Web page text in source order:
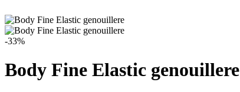
-33%
Body Fine Elastic genouillere